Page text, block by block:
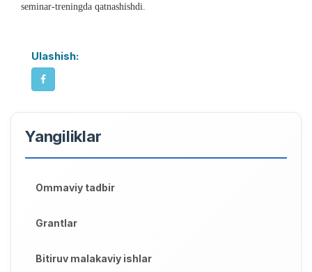
seminar-treningda qatnashishdi.
Ulashish:
Yangiliklar
Ommaviy tadbir
Grantlar
Bitiruv malakaviy ishlar